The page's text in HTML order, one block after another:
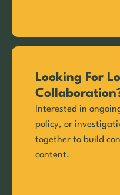
Looking For
Interested in
policy, or
together to build
content.